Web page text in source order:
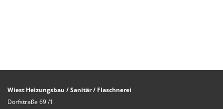
Wiest Heizungsbau / Sanitär / Flaschnerei
Dorfstraße 69 /1